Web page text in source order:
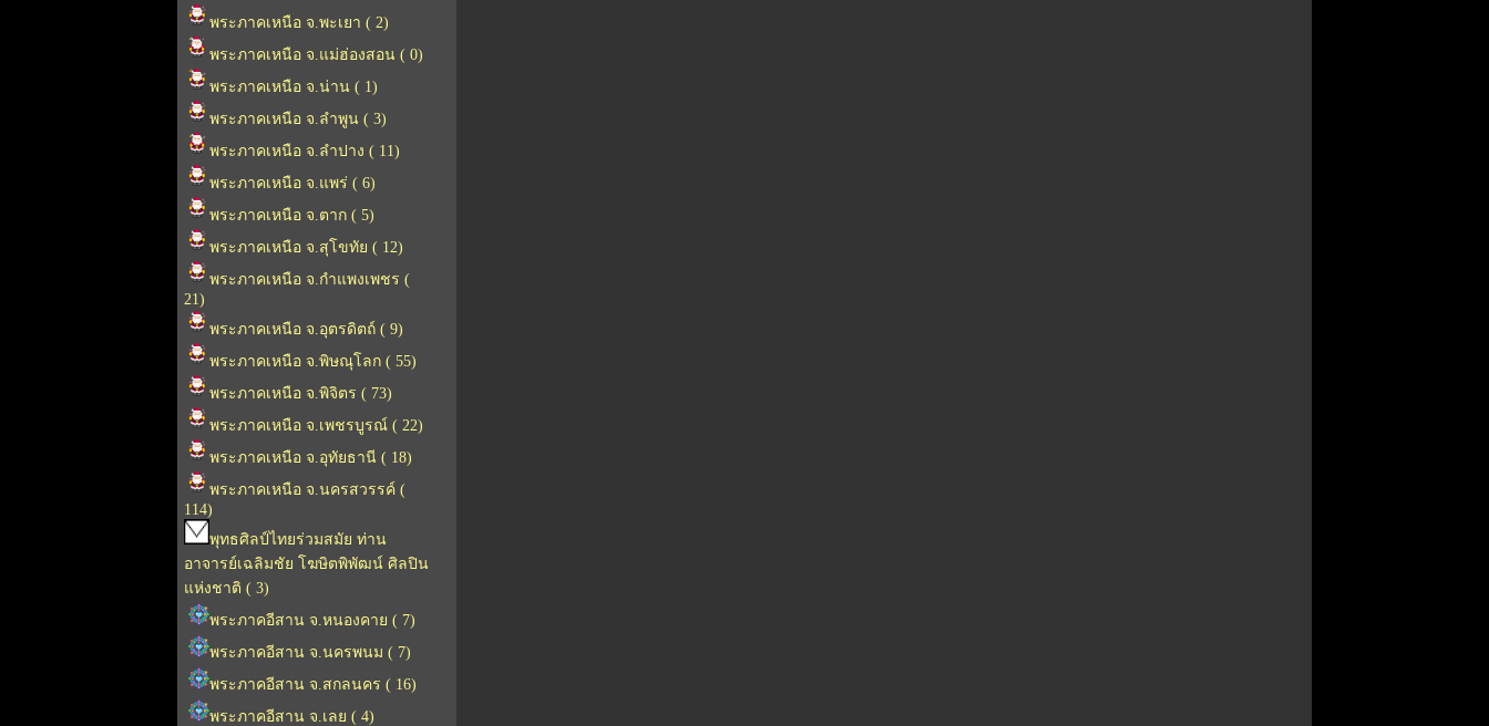
พระภาคเหนือ จ.พะเยา ( 2)
พระภาคเหนือ จ.แม่ฮ่องสอน ( 0)
พระภาคเหนือ จ.น่าน ( 1)
พระภาคเหนือ จ.ลำพูน ( 3)
พระภาคเหนือ จ.ลำปาง ( 11)
พระภาคเหนือ จ.แพร่ ( 6)
พระภาคเหนือ จ.ตาก ( 5)
พระภาคเหนือ จ.สุโขทัย ( 12)
พระภาคเหนือ จ.กำแพงเพชร (
21)
พระภาคเหนือ จ.อุตรดิตถ์ ( 9)
พระภาคเหนือ จ.พิษณุโลก ( 55)
พระภาคเหนือ จ.พิจิตร ( 73)
พระภาคเหนือ จ.เพชรบูรณ์ ( 22)
พระภาคเหนือ จ.อุทัยธานี ( 18)
พระภาคเหนือ จ.นครสวรรค์ (
114)
พุทธศิลป์ไทยร่วมสมัย ท่าน
อาจารย์เฉลิมชัย โฆษิตพิพัฒน์ ศิลปิน
แห่งชาติ ( 3)
พระภาคอีสาน จ.หนองคาย ( 7)
พระภาคอีสาน จ.นครพนม ( 7)
พระภาคอีสาน จ.สกลนคร ( 16)
พระภาคอีสาน จ.เลย ( 4)